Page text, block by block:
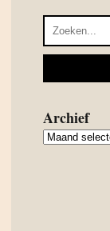
Archief
Archief